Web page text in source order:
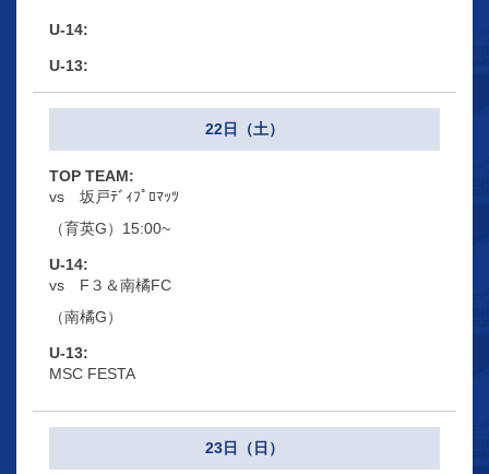
22日（土）
vs 坂戸ﾃﾞｨﾌﾟﾛﾏｯﾂ
（育英G）15:00~
vs F３＆南橘FC
（南橘G）
MSC FESTA
23日（日）